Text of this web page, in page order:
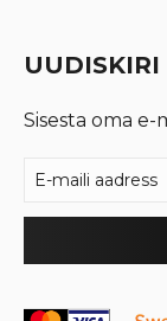
UUDISKIRI
Sisesta oma